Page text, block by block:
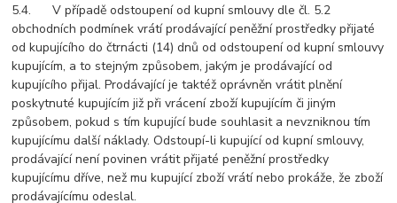
5.4. V případě odstoupení od kupní smlouvy dle čl. 5.2
obchodních podmínek vrátí prodávající peněžní prostředky přijaté
od kupujícího do čtrnácti (14) dnů od odstoupení od kupní smlouvy
kupujícím, a to stejným způsobem, jakým je prodávající od
kupujícího přijal. Prodávající je taktéž oprávněn vrátit plnění
poskytnuté kupujícím již při vrácení zboží kupujícím či jiným
způsobem, pokud s tím kupující bude souhlasit a nevzniknou tím
kupujícímu další náklady. Odstoupí-li kupující od kupní smlouvy,
prodávající není povinen vrátit přijaté peněžní prostředky
kupujícímu dříve, než mu kupující zboží vrátí nebo prokáže, že zboží
prodávajícímu odeslal.